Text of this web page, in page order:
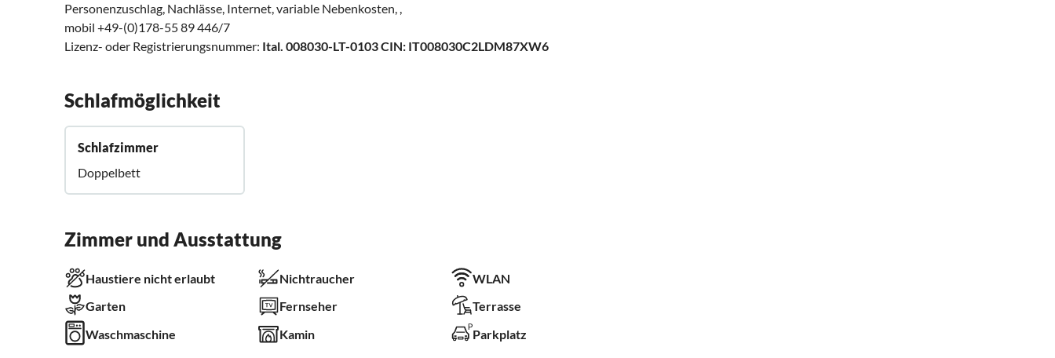
Personenzuschlag, Nachlässe, Internet, variable Nebenkosten, ,
mobil +49-(0)178-55 89 446/7
Lizenz- oder Registrierungsnummer: Ital. 008030-LT-0103 CIN: IT008030C2LDM87XW6
Schlafmöglichkeit
Schlafzimmer
Doppelbett
Zimmer und Ausstattung
Haustiere nicht erlaubt Nichtraucher
WLAN
Garten
Fernseher
Terrasse
Waschmaschine
Kamin Parkplatz